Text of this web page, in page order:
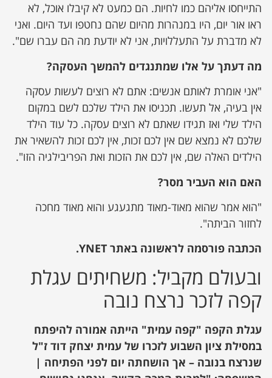
התייחסו אליהם כמו לחיות. הם כמעט לא קיבלו אוכל, לא
ראו אור יום, היו במנהרות מהיום שהם נחטפו ועד היום. ואני
לא מדברת על התעללויות, אני לא יודעת מה הם עברו שם".
מה דעתך על אלו שמתנגדים להמשך העסקה?
"אני אומרת לאותם אנשים: אתם לא רוצים לעשות עסקה
אין בעיה, אל תעשו. תכניסו את הילד שלכם לשם במקום
הילד שלי ואז תגידו שאתם לא רוצים עסקה. כל עוד הילד
שלכם לא נמצא שם אין לכם זכות, אין לכם זכות להשאיר את
הילדים האלה שם, אין לכם את הזכות ואת הפריבילגיה הזו".
האם הוא העביר מסר?
"הוא אמר שהוא מאוד-מאוד מתגעגע והוא מאוד מחכה
לחזור הביתה".
הכתבה פורסמה לראשונה באתר YNET.
ובעולם מקביל: משחיתים עגלת
קפה לזכר נרצח נובה
עגלת הקפה "קפה עמית" הייתה אמורה להיפתח
במסילת ציון השבוע לזכרו של עמית יצחק דוד ז"ל
שנרצח בנובה – אך הושחתה יום לפני הפתיחה |